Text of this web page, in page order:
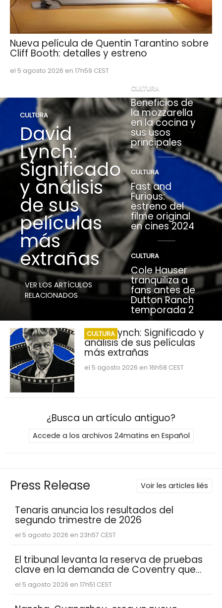
Nueva película de Quentin Tarantino sobre
Cliff Booth: detalles y estreno
el 5 agosto 2026 en 17h59 CEST
CULTURA
David
Lynch:
Significado
y análisis
de sus
películas
más
extrañas
VER LOS ARTÍCULOS
RELACIONADOS
CULTURA
Beneficios de
la mozzarella
en la cocina y
sus usos
principales
CULTURA
Fast and
Furious:
estreno del
filme original
en cines 2024
CULTURA
Cole Hauser
tranquiliza a
fans antes de
Dutton Ranch
temporada 2
CULTURA
David Lynch: Significado y
análisis de sus películas
más extrañas
el 5 agosto 2026 en 16h58 CEST
¿Busca un artículo antiguo?
Accede a los archivos 24matins en Español
Press Release Voir les articles liés
Tenaris anuncia los resultados del
segundo trimestre de 2026
el 5 agosto 2026 en 23h57 CEST
El tribunal levanta la reserva de pruebas
clave en la demanda de Coventry que
muestran que Abacus Global
Management se basó en estimaciones
el 5 agosto 2026 en 17h51 CEST